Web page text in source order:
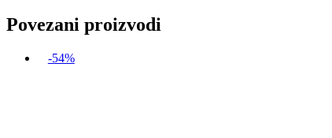
Povezani proizvodi
-54%